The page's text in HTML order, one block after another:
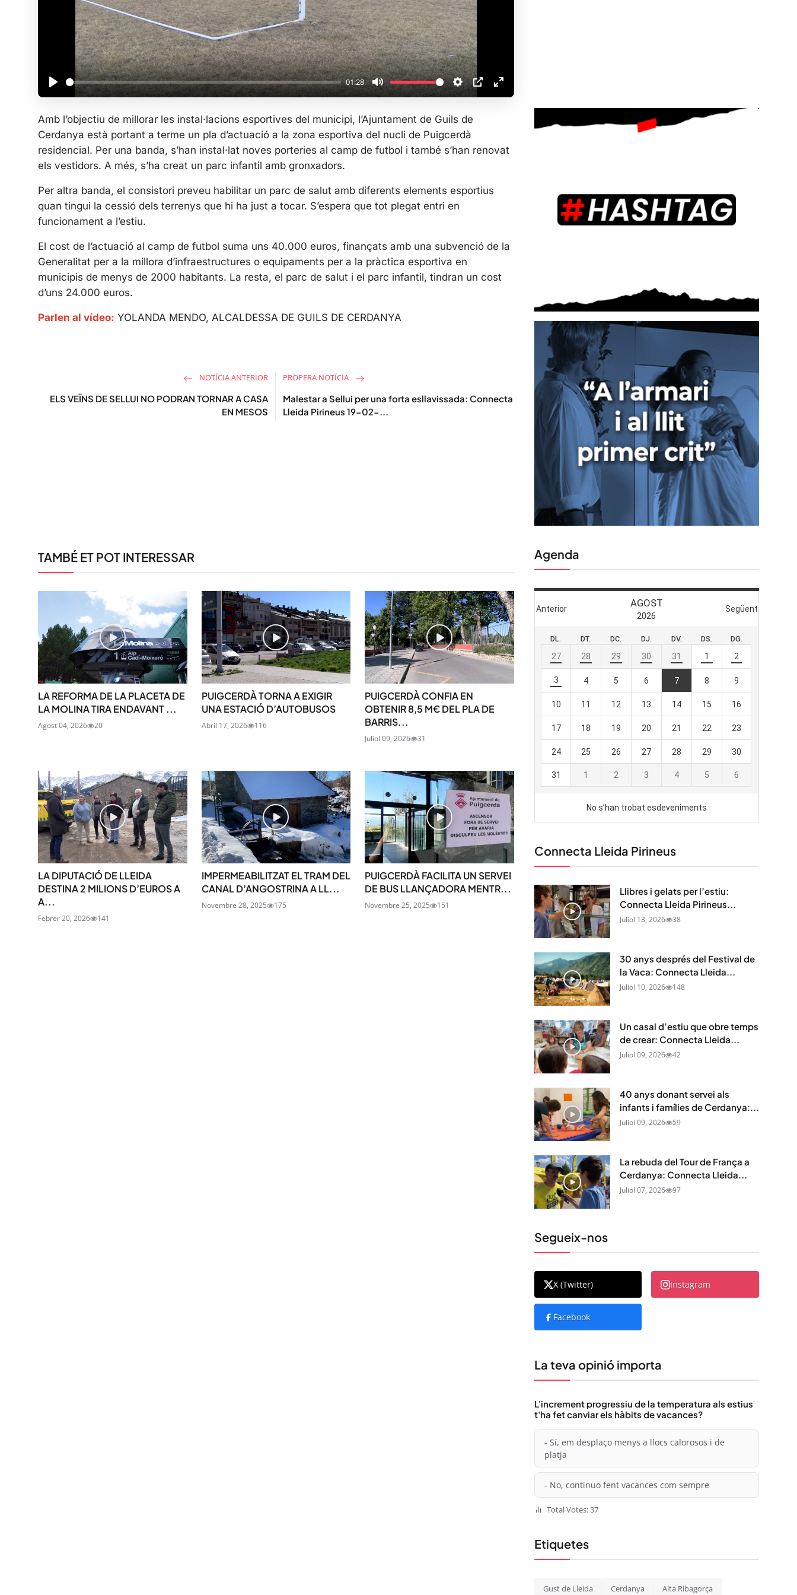
P
a
y
01:28
M
t
e
S
t
t
i
s
P
E
r
c
e
a
y
Amb l’objectiu de millorar les instal·lacions esportives del municipi, l’Ajuntament de Guils de
Cerdanya està portant a terme un pla d’actuació a la zona esportiva del nucli de Puigcerdà
residencial. Per una banda, s’han instal·lat noves porteries al camp de futbol i també s’han renovat
els vestidors. A més, s’ha creat un parc infantil amb gronxadors.
Per altra banda, el consistori preveu habilitar un parc de salut amb diferents elements esportius
quan tingui la cessió dels terrenys que hi ha just a tocar. S’espera que tot plegat entri en
funcionament a l’estiu.
El cost de l’actuació al camp de futbol suma uns 40.000 euros, finançats amb una subvenció de la
Generalitat per a la millora d’infraestructures o equipaments per a la pràctica esportiva en
municipis de menys de 2000 habitants. La resta, el parc de salut i el parc infantil, tindran un cost
d’uns 24.000 euros.
Parlen al vídeo: YOLANDA MENDO, ALCALDESSA DE GUILS DE CERDANYA
NOTÍCIA ANTERIOR
ELS VEÏNS DE SELLUI NO PODRAN TORNAR A CASA
EN MESOS
PROPERA NOTÍCIA
Malestar a Sellui per una forta esllavissada: Connecta
Lleida Pirineus 19-02-...
TAMBÉ ET POT INTERESSAR
LA REFORMA DE LA PLACETA DE
LA MOLINA TIRA ENDAVANT ...
Agost 04, 2026 20
PUIGCERDÀ TORNA A EXIGIR
UNA ESTACIÓ D’AUTOBUSOS
Abril 17, 2026 116
PUIGCERDÀ CONFIA EN
OBTENIR 8,5 M€ DEL PLA DE
BARRIS...
Juliol 09, 2026 31
LA DIPUTACIÓ DE LLEIDA
DESTINA 2 MILIONS D’EUROS A
A...
Febrer 20, 2026 141
IMPERMEABILITZAT EL TRAM DEL
CANAL D’ANGOSTRINA A LL...
Novembre 28, 2025 175
PUIGCERDÀ FACILITA UN SERVEI
DE BUS LLANÇADORA MENTR...
Novembre 25, 2025 151
Agenda
Connecta Lleida Pirineus
Llibres i gelats per l’estiu:
Connecta Lleida Pirineus...
Juliol 13, 2026 38
30 anys després del Festival de
la Vaca: Connecta Lleida...
Juliol 10, 2026 148
Un casal d’estiu que obre temps
de crear: Connecta Lleida...
Juliol 09, 2026 42
40 anys donant servei als
infants i famílies de Cerdanya:...
Juliol 09, 2026 59
La rebuda del Tour de França a
Cerdanya: Connecta Lleida...
Juliol 07, 2026 97
Segueix-nos
X (Twitter) Instagram
Facebook
La teva opinió importa
L'increment progressiu de la temperatura als estius
t'ha fet canviar els hàbits de vacances?
- Sí, em desplaço menys a llocs calorosos i de
platja
- No, continuo fent vacances com sempre
Total Votes: 37
Etiquetes
Gust de Lleida Cerdanya Alta Ribagorça